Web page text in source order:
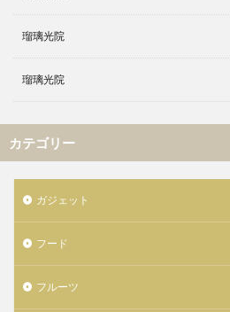
瑠璃光院
瑠璃光院
カテゴリー
ガジェット
フード
フルーツ